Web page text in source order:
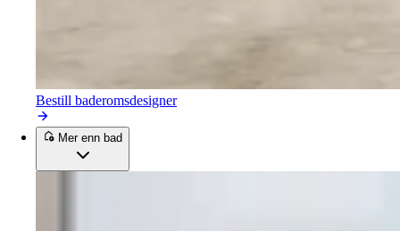
Bestill baderomsdesigner
Mer enn bad